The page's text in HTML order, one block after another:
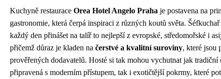
Kuchyně restaurace Orea Hotel Angelo Praha je postavena na
gastronomie, která čerpá inspiraci z různých koutů světa.
každý den přinášet na talíř to nejlepší z evropské, středomořské i
přičemž důraz je kladen na čerstvé a kvalitní suroviny, které jsou
prověřených dodavatelů. Hosté si tak mohou vychutnat jak tradiční
připravená s moderním přístupem, tak i exotičtější pokrmy, které